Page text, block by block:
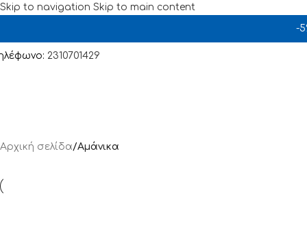
Skip to navigation Skip to main content
-
2310701429
Αρχική σελίδα/Αμάνικα